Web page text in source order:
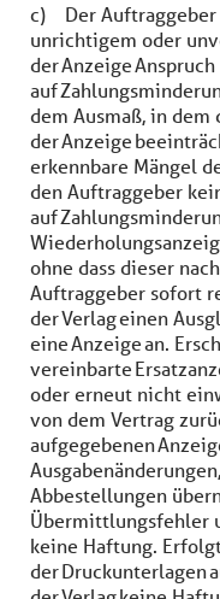
c) Der Auftraggeber
unrichtigem oder
der Anzeige Anspruch
auf
dem Ausmaß, in dem
der Anzeige
erkennbare Mängel
den Auftraggeber
auf
ohne dass dieser
Auftraggeber sofort
der Verlag einen
eine Anzeige an.
vereinbarte
oder erneut nicht
von dem Vertrag
aufgegebenen
Abbestellungen
Übermittlungsfehler
keine Haftung.
der Druckunterlagen